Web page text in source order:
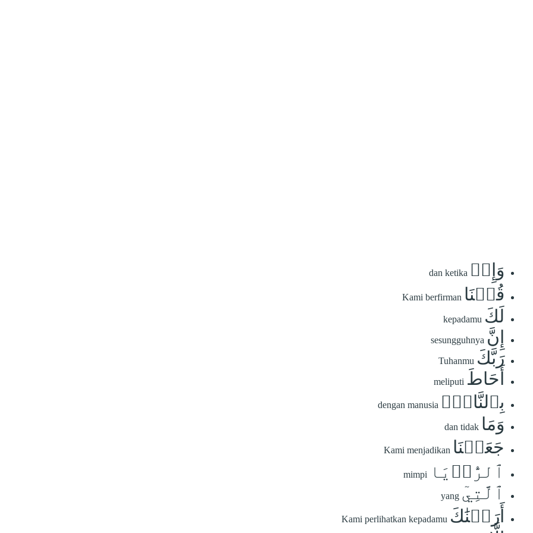
وَإِذۡ dan ketika
قُلۡنَا Kami berfirman
لَكَ kepadamu
إِنَّ sesungguhnya
رَبَّكَ Tuhanmu
أَحَاطَ meliputi
بِٱلنَّاسِۚ dengan manusia
وَمَا dan tidak
جَعَلۡنَا Kami menjadikan
ٱلرُّءۡيَا mimpi
ٱلَّتِيٓ yang
أَرَيۡنَٰكَ Kami perlihatkan kepadamu